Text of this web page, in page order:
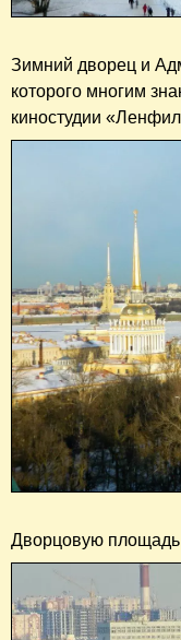
Зимний дворец и
которого многим
киностудии
Дворцовую площадь